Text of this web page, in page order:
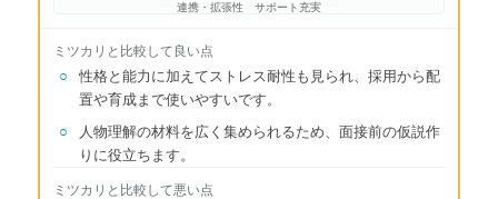
サポート充実
連携・拡張性
ミツカリ と比較して良い点
○
性格と能力に加えてストレス耐性も見られ、採用から配
置や育成まで使いやすいです。
○
人物理解の材料を広く集められるため、面接前の仮説作
りに役立ちます。
ミツカリ と比較して悪い点